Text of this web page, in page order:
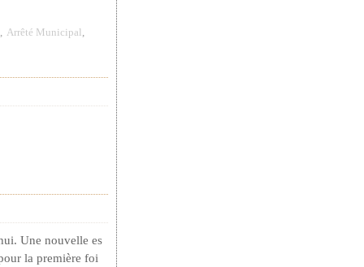
, Arrêté Municipal,
Une nouvelle es
la première foi